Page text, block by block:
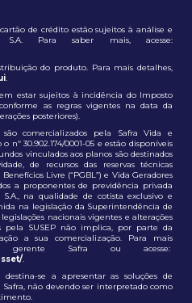
de crédito estão sujeitos à análise e
Para saber mais, acesse:
do produto. Para mais detalhes,
.
estar sujeitos à incidência do Imposto
as regras vigentes na data da
posteriores).
comercializados pela Safra Vida e
nº 30.902.174/0001-05 e estão disponíveis
vinculados aos planos são destinados
de recursos das reservas técnicas
Livre (“PGBL”) e Vida Geradores
a proponentes de previdência privada
na qualidade de cotista exclusivo e
na legislação da Superintendência de
legislações nacionais vigentes e alterações
pela SUSEP não implica, por parte da
a sua comercialização. Para mais
gerente Safra ou acesse:
.
se a apresentar as soluções de
não devendo ser interpretado como